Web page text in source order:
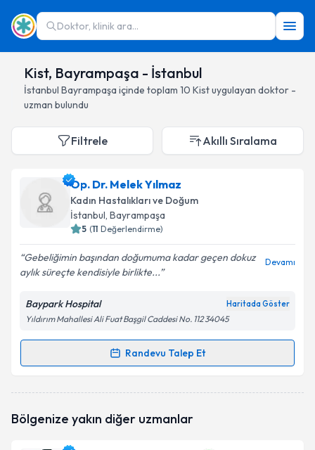
Doktor, klinik ara...
Kist, Bayrampaşa - İstanbul
İstanbul Bayrampaşa içinde toplam 10 Kistuygulayan doktor -
uzman bulundu
Filtrele Akıllı Sıralama
Op. Dr. Melek Yılmaz
Kadın Hastalıkları ve Doğum
İstanbul, Bayrampaşa
5 (11 Değerlendirme)
Gebeliğimin başından doğumuma kadar geçen dokuz
aylık süreçte kendisiyle birlikte...
Devamı
Baypark Hospital Haritada Göster
Yıldırım Mahallesi Ali Fuat Başgil Caddesi No. 112 34045
Randevu Talep Et
Randevu Takvimi Talebi
oluşturun. Size bu uzmandan randevu almanız için bir
Bölgenize yakın diğer uzmanlar